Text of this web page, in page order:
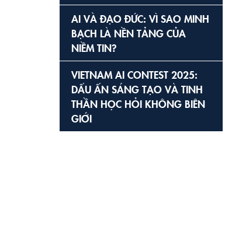
AI VÀ ĐẠO ĐỨC: VÌ SAO MINH
BẠCH LÀ NỀN TẢNG CỦA
NIỀM TIN?
VIETNAM AI CONTEST 2025:
DẤU ẤN SÁNG TẠO VÀ TINH
THẦN HỌC HỎI KHÔNG BIÊN
GIỚI